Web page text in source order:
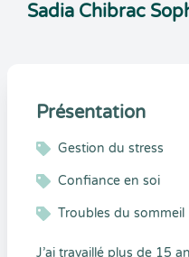
Sadia Chibrac
Présentation
Gestion du stress
Confiance en soi
Troubles du sommeil
J’ai travaillé plus de 15